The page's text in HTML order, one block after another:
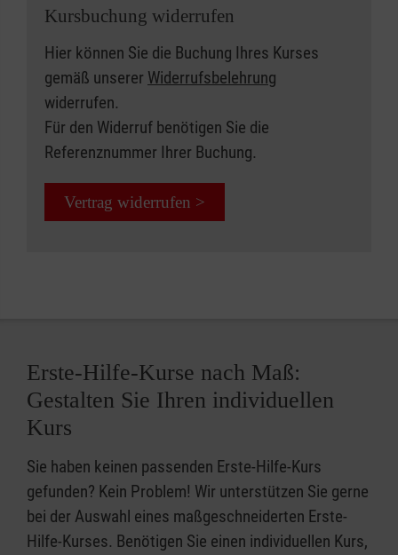
Kursbuchung widerrufen
Hier können Sie die Buchung Ihres Kurses
gemäß unserer Widerrufsbelehrung
widerrufen.
Für den Widerruf benötigen Sie die
Referenznummer Ihrer Buchung.
Vertrag widerrufen >
Erste-Hilfe-Kurse nach Maß:
Gestalten Sie Ihren individuellen
Kurs
Sie haben keinen passenden Erste-Hilfe-Kurs
gefunden? Kein Problem! Wir unterstützen Sie gerne
bei der Auswahl eines maßgeschneiderten Erste-
Hilfe-Kurses. Benötigen Sie einen individuellen Kurs,